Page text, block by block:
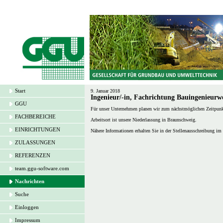
Start
GGU
FACHBEREICHE
EINRICHTUNGEN
ZULASSUNGEN
REFERENZEN
team.ggu-software.com
Nachrichten
Suche
Einloggen
Impressum
9. Januar 2018
Ingenieur/-in, Fachrichtung
Für unser Unternehmen planen wir zum nächstmöglichen
Arbeitsort ist unsere Niederlassung in Braunschweig.
Nähere Informationen erhalten Sie in der Stellenausschreibung